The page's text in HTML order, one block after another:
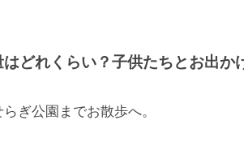
どれくらい？子供たちとお出か
ぎ公園までお散歩へ。